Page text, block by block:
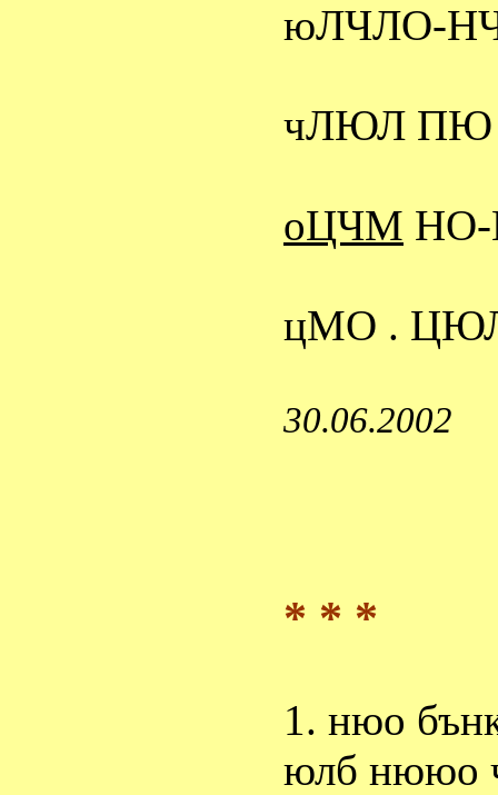
юЛЧЛО-
чЛЮЛ
оЦЧМ
цМО .
30.06.2002
* * *
1. нюо
юлб нююо